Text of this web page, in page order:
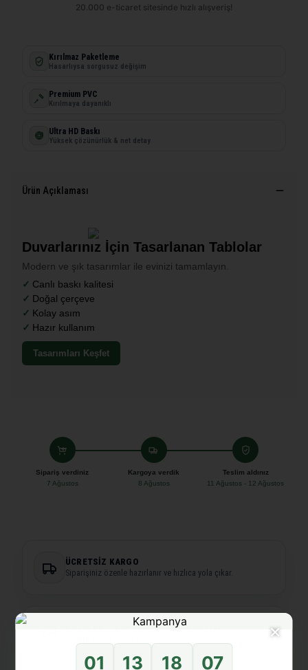
Kırılmaz Paketleme
Hasarlıysa sorgusuz değişim
Premium PVC
Kırılmaya dayanıklı
Ultra HD Baskı
Yüksek çözünürlük & net detay
Ürün Açıklaması
Duvarlarınız İçin Tasarlanan Tablolar
Modern ve şık tasarımlar ile evinizi tamamlayın.
Canlı baskı kalitesi
Doğal çerçeve
Kolay asım
Hazır kullanım
Tasarımları Keşfet
Sipariş verdiniz
7 Ağustos
Kargoya verdik
8 Ağustos
Teslim aldınız
11 Ağustos - 12 Ağustos
ÜCRETSIZ KARGO
Siparişiniz özenle hazırlanır ve hızlıca yola çıkar.
KOŞULSUZ, ŞARTSIZ İADE GARANTISI
×
01 13 18 07